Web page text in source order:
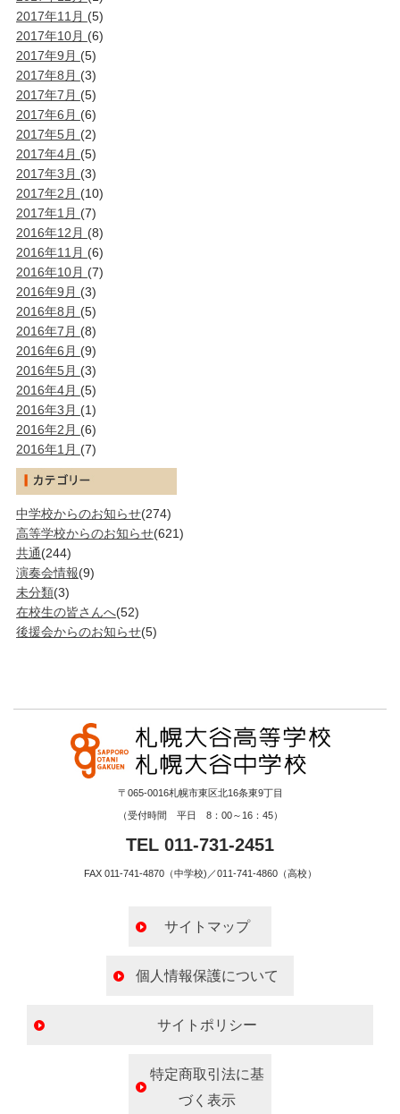
2017年11月 (5)
2017年10月 (6)
2017年9月 (5)
2017年8月 (3)
2017年7月 (5)
2017年6月 (6)
2017年5月 (2)
2017年4月 (5)
2017年3月 (3)
2017年2月 (10)
2017年1月 (7)
2016年12月 (8)
2016年11月 (6)
2016年10月 (7)
2016年9月 (3)
2016年8月 (5)
2016年7月 (8)
2016年6月 (9)
2016年5月 (3)
2016年4月 (5)
2016年3月 (1)
2016年2月 (6)
2016年1月 (7)
中学校からのお知らせ(274)
高等学校からのお知らせ(621)
共通(244)
演奏会情報(9)
未分類(3)
在校生の皆さんへ(52)
後援会からのお知らせ(5)
〒065-0016札幌市東区北16条東9丁目
（受付時間 平日 8：00～16：45）
TEL 011-731-2451
FAX 011-741-4870（中学校)／011-741-4860（高校）
サイトマップ
個人情報保護について
サイトポリシー
特定商取引法に基
づく表示